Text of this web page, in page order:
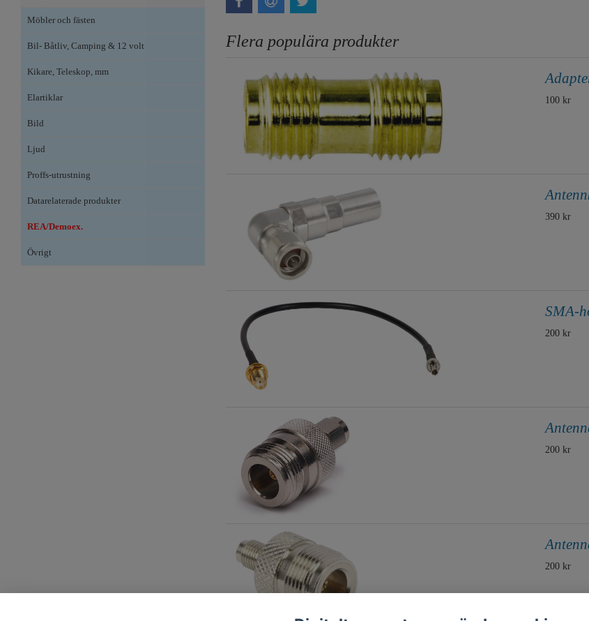
Möbler och fästen
Bil- Båtliv, Camping & 12 volt
Kikare, Teleskop, mm
Elartiklar
Bild
Ljud
Proffs-utrustning
Datarelaterade produkter
REA/Demoex.
Övrigt
Flera populära produkter
100 kr
390 kr
SMA-
200 kr
200 kr
200 kr